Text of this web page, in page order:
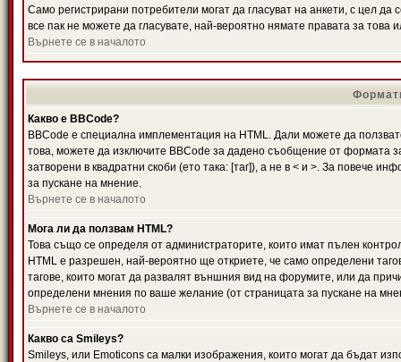
Само регистрирани потребители могат да гласуват на анкети, с цел
все пак не можете да гласувате, най-вероятно нямате правата за това
Върнете се в началото
Какво е BBCode?
BBCode е специална имплементация на HTML. Дали можете да
това, можете да изключите BBCode за дадено съобщение от формата
затворени в квадратни скоби (ето така: [таг]), а не в < и >. За повече
за пускане на мнение.
Върнете се в началото
Мога ли да ползвам HTML?
Това също се определя от администраторите, които имат пълен
HTML е разрешен, най-вероятно ще откриете, че само определени
тагове, които могат да развалят външния вид на форумите, или да
определени мнения по ваше желание (от страницата за пускане на
Върнете се в началото
Какво са Smileys?
Smileys, или Emoticons са малки изображения, които могат да бъдат